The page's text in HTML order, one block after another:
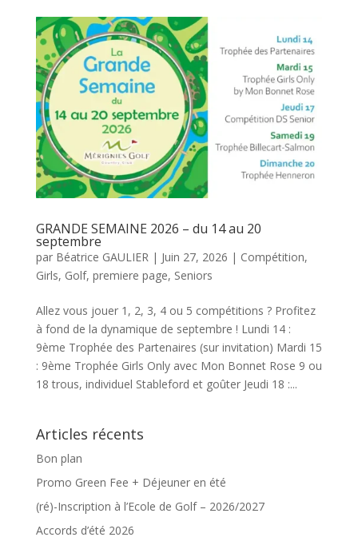
GRANDE SEMAINE 2026 – du 14 au 20
septembre
par Béatrice GAULIER| Juin 27, 2026 | Compétition,
Girls, Golf, premiere page, Seniors
Allez vous jouer 1, 2, 3, 4 ou 5 compétitions ? Profitez
à fond de la dynamique de septembre ! Lundi 14 :
9ème Trophée des Partenaires (sur invitation) Mardi 15
: 9ème Trophée Girls Only avec Mon Bonnet Rose 9 ou
18 trous, individuel Stableford et goûter Jeudi 18 :...
Articles récents
Bon plan
Promo Green Fee + Déjeuner en été
(ré)-Inscription à l’Ecole de Golf – 2026/2027
Accords d’été 2026